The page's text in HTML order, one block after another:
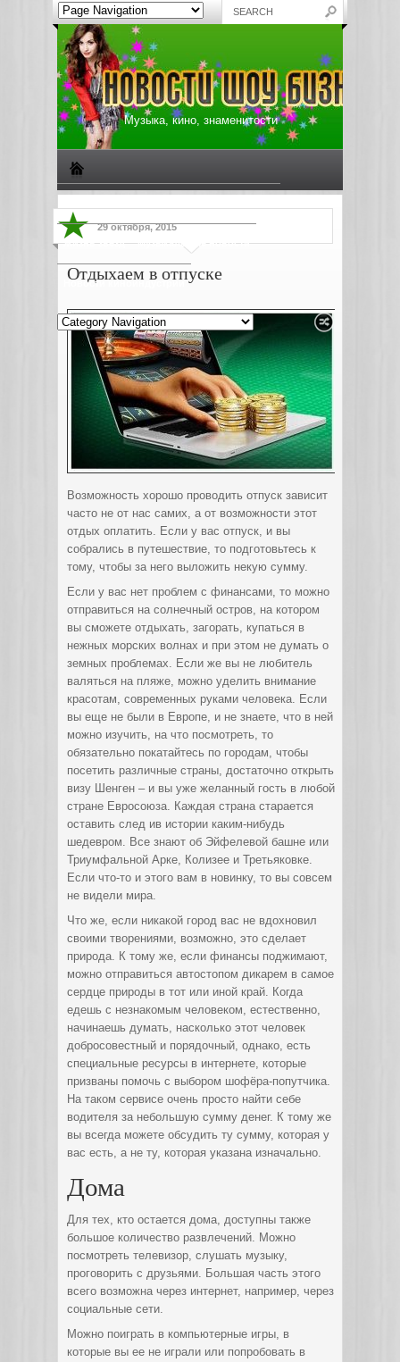
Музыка, кино, знаменитости
Жизнь звезд Музыкальные новости
Новости киноиндустрии
29 октября, 2015
Отдыхаем в отпуске
Возможность хорошо проводить отпуск зависит
часто не от нас самих, а от возможности этот
отдых оплатить. Если у вас отпуск, и вы
собрались в путешествие, то подготовьтесь к
тому, чтобы за него выложить некую сумму.
Если у вас нет проблем с финансами, то можно
отправиться на солнечный остров, на котором
вы сможете отдыхать, загорать, купаться в
нежных морских волнах и при этом не думать о
земных проблемах. Если же вы не любитель
валяться на пляже, можно уделить внимание
красотам, современных руками человека. Если
вы еще не были в Европе, и не знаете, что в ней
можно изучить, на что посмотреть, то
обязательно покатайтесь по городам, чтобы
посетить различные страны, достаточно открыть
визу Шенген – и вы уже желанный гость в любой
стране Евросоюза. Каждая страна старается
оставить след ив истории каким-нибудь
шедевром. Все знают об Эйфелевой башне или
Триумфальной Арке, Колизее и Третьяковке.
Если что-то и этого вам в новинку, то вы совсем
не видели мира.
Что же, если никакой город вас не вдохновил
своими творениями, возможно, это сделает
природа. К тому же, если финансы поджимают,
можно отправиться автостопом дикарем в самое
сердце природы в тот или иной край. Когда
едешь с незнакомым человеком, естественно,
начинаешь думать, насколько этот человек
добросовестный и порядочный, однако, есть
специальные ресурсы в интернете, которые
призваны помочь с выбором шофёра-попутчика.
На таком сервисе очень просто найти себе
водителя за небольшую сумму денег. К тому же
вы всегда можете обсудить ту сумму, которая у
вас есть, а не ту, которая указана изначально.
Дома
Для тех, кто остается дома, доступны также
большое количество развлечений. Можно
посмотреть телевизор, слушать музыку,
проговорить с друзьями. Большая часть этого
всего возможна через интернет, например, через
социальные сети.
Можно поиграть в компьютерные игры, в
которые вы ее не играли или попробовать в